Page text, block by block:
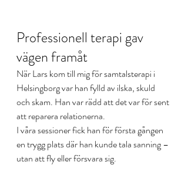
Professionell terapi gav
vägen framåt
När Lars kom till mig för samtalsterapi i
Helsingborg var han fylld av ilska, skuld
och skam. Han var rädd att det var för sent
att reparera relationerna.
I våra sessioner fick han för första gången
en trygg plats där han kunde tala sanning –
utan att fly eller försvara sig.